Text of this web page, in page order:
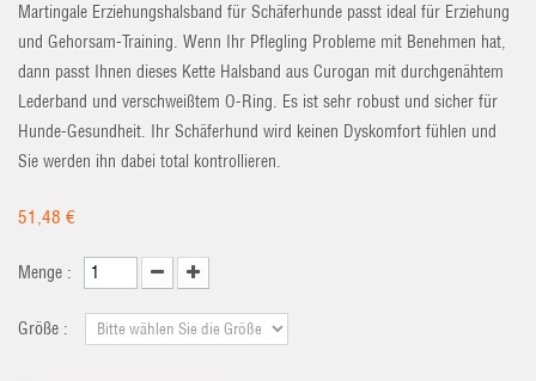
Martingale Erziehungshalsband für Schäferhunde passt ideal für Erziehung
und Gehorsam-Training. Wenn Ihr Pflegling Probleme mit Benehmen hat,
dann passt Ihnen dieses Kette Halsband aus Curogan mit durchgenähtem
Lederband und verschweißtem O-Ring. Es ist sehr robust und sicher für
Hunde-Gesundheit. Ihr Schäferhund wird keinen Dyskomfort fühlen und
Sie werden ihn dabei total kontrollieren.
51,48 €
Menge :
Größe :